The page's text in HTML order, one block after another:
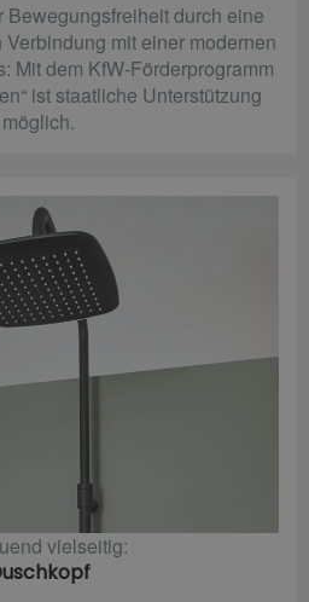
Bewegungsfreiheit durch eine
mit einer modernen
Mit dem KfW-Förderprogramm
ist staatliche Unterstützung
möglich.
vielseitig: